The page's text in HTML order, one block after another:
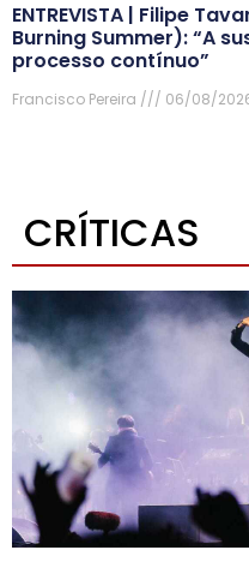
ENTREVISTA | Filipe
Burning Summer): “A
processo contínuo”
Francisco Pereira 06/08/
CRÍTICAS